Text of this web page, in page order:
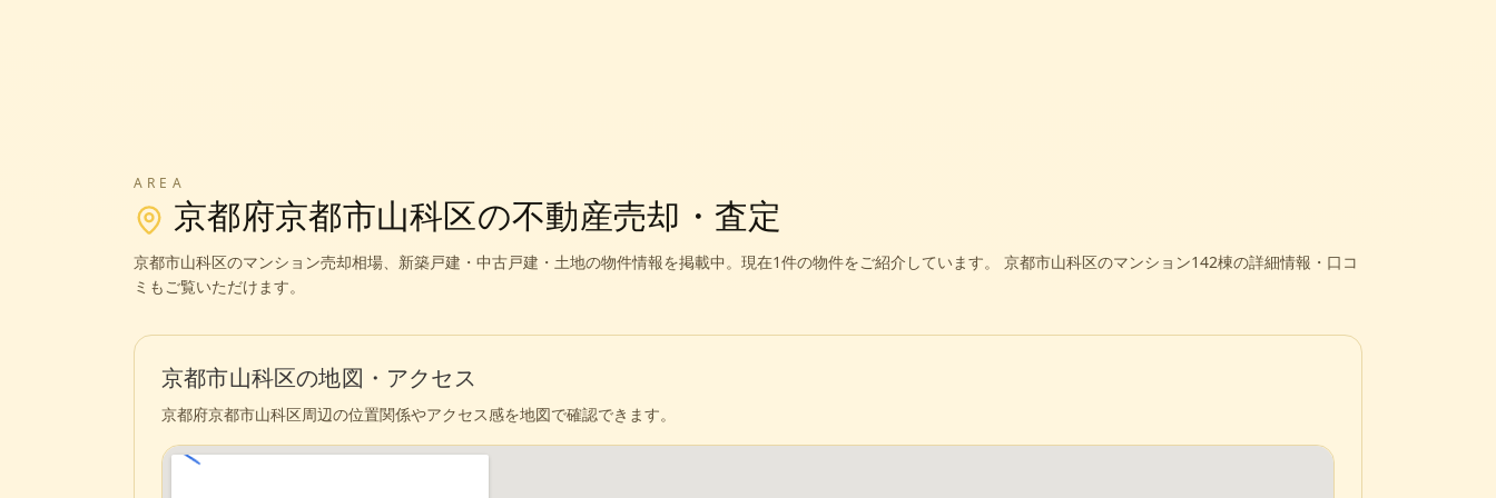
AREA
京都府京都市山科区の不動産売却・査定
京都市山科区のマンション売却相場、新築戸建・中古戸建・土地の物件情報を掲載中。 現在1件の物件をご紹介しています。
京都市山科区のマンション142棟の詳細情報・口コ
ミもご覧いただけます。
京都市山科区の地図・アクセス
京都府京都市山科区周辺の位置関係やアクセス感を地図で確認できます。